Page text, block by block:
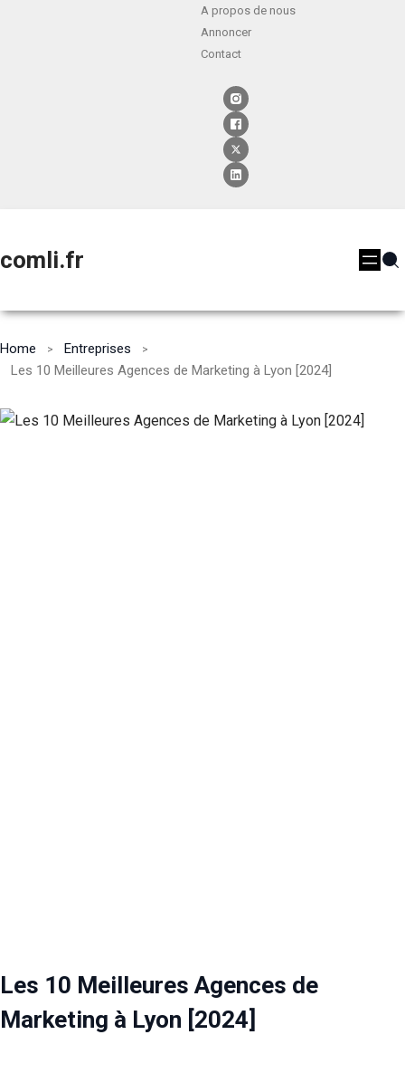
A propos de nous
Annoncer
Contact
comli.fr
Home
Entreprises
Les 10 Meilleures Agences de Marketing à Lyon [2024]
Les 10 Meilleures Agences de
Marketing à Lyon [2024]